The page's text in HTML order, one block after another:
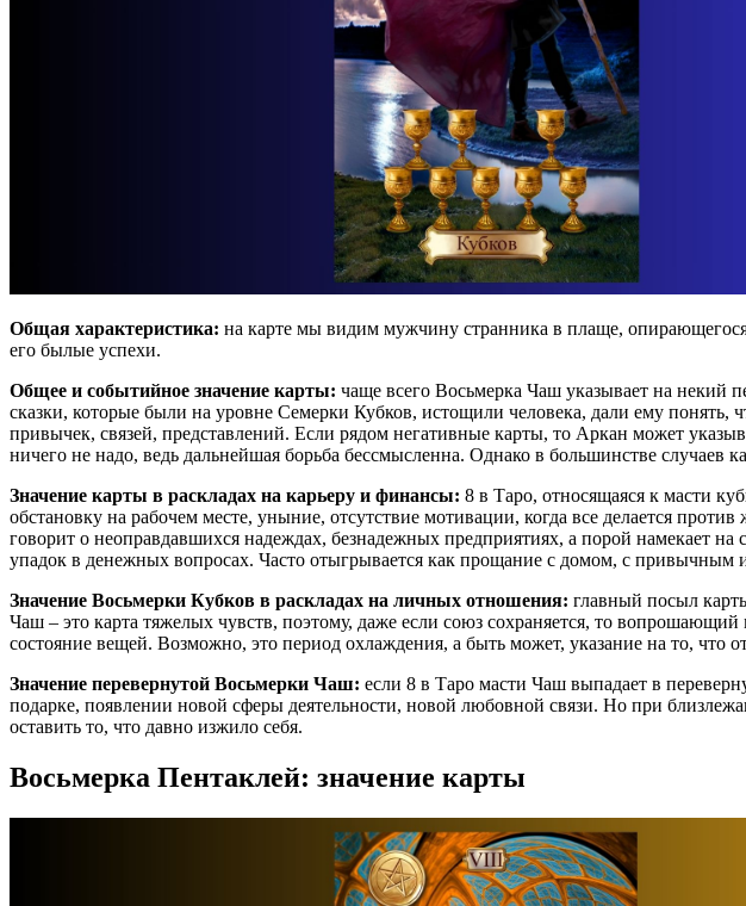
Общая характеристика: на карте мы видим мужчину странника в плаще,
его былые успехи.
Общее и событийное значение карты: чаще всего Восьмерка Чаш указывает на
сказки, которые были на уровне Семерки Кубков, истощили человека, дали ему понять,
привычек, связей, представлений. Если рядом негативные карты, то Аркан может
ничего не надо, ведь дальнейшая борьба бессмысленна. Однако в большинстве случаев
Значение карты в раскладах на карьеру и финансы: 8 в Таро, относящаяся к масти
обстановку на рабочем месте, уныние, отсутствие мотивации, когда все делается
говорит о неоправдавшихся надеждах, безнадежных предприятиях, а порой намекает
упадок в денежных вопросах. Часто отыгрывается как прощание с домом, с привычным
Значение Восьмерки Кубков в раскладах на личных отношения: главный посыл
Чаш – это карта тяжелых чувств, поэтому, даже если союз сохраняется, то
состояние вещей. Возможно, это период охлаждения, а быть может, указание на то, что
Значение перевернутой Восьмерки Чаш: если 8 в Таро масти Чаш выпадает в
подарке, появлении новой сферы деятельности, новой любовной связи. Но при
оставить то, что давно изжило себя.
Восьмерка Пентаклей: значение карты